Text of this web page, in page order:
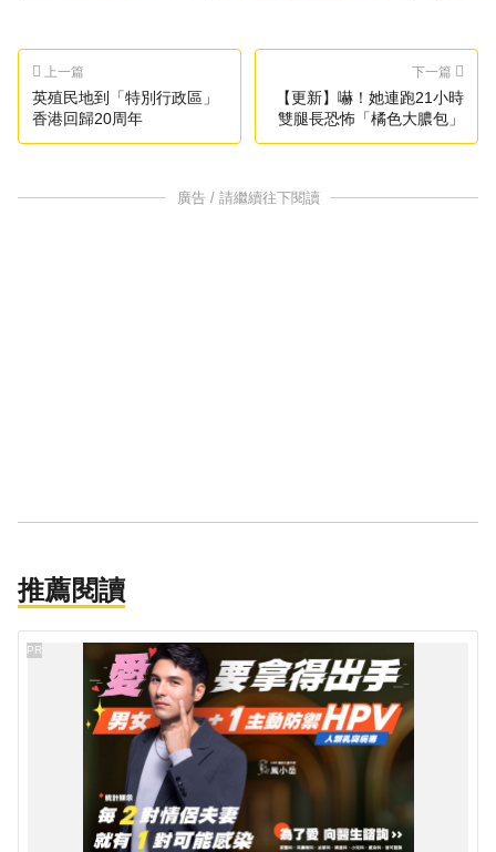
上一篇
英殖民地到「特別行政區」
香港回歸20周年
下一篇
【更新】嚇！她連跑21小時
雙腿長恐怖「橘色大膿包」
廣告 / 請繼續往下閱讀
推薦閱讀
PR